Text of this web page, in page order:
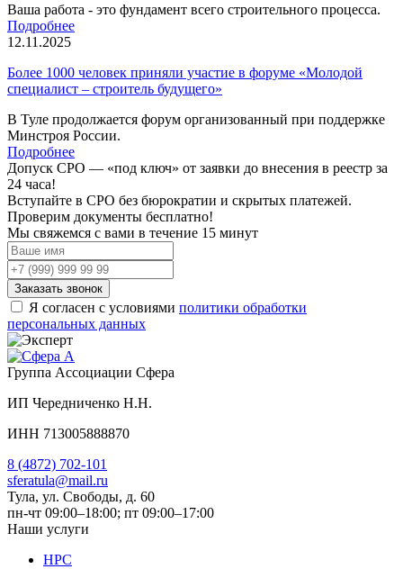
Ваша работа - это фундамент всего строительного процесса.
Подробнее
12.11.2025
Более 1000 человек приняли участие в форуме «Молодой
специалист – строитель будущего»
В Туле продолжается форум организованный при поддержке
Минстроя России.
Подробнее
Допуск СРО — «под ключ» от заявки до внесения в реестр за
24 часа!
Вступайте в СРО без бюрократии и скрытых платежей.
Проверим документы бесплатно!
Мы свяжемся с вами в течение 15 минут
Заказать звонок
Я согласен с условиями политики обработки
персональных данных
Группа Ассоциации Сфера
ИП Чередниченко Н.Н.
ИНН 713005888870
8 (4872) 702-101
sferatula@mail.ru
Тула, ул. Свободы, д. 60
пн-чт 09:00–18:00; пт 09:00–17:00
Наши услуги
НРС